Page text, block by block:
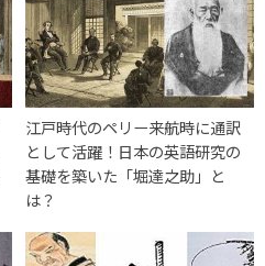
江戸時代のペリー来航時に通訳
として活躍！日本の英語研究の
基礎を築いた「堀達之助」と
は？